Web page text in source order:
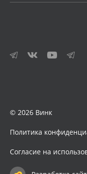
© 2026 Винк
Политика
Согласие на